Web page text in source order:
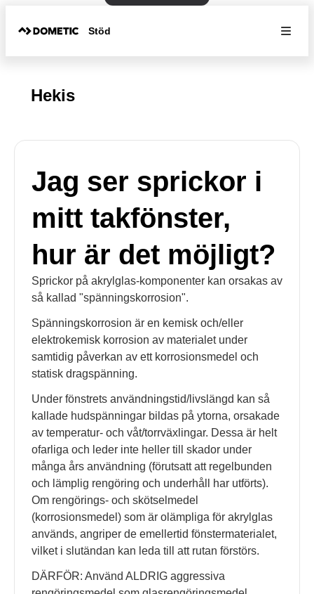
Stöd
Hekis
Jag ser sprickor i
mitt takfönster,
hur är det möjligt?
Sprickor på akrylglas-komponenter kan orsakas av
så kallad "spänningskorrosion".
Spänningskorrosion är en kemisk och/eller
elektrokemisk korrosion av materialet under
samtidig påverkan av ett korrosionsmedel och
statisk dragspänning.
Under fönstrets användningstid/livslängd kan så
kallade hudspänningar bildas på ytorna, orsakade
av temperatur- och våt/torrväxlingar. Dessa är helt
ofarliga och leder inte heller till skador under
många års användning (förutsatt att regelbunden
och lämplig rengöring och underhåll har utförts).
Om rengörings- och skötselmedel
(korrosionsmedel) som är olämpliga för akrylglas
används, angriper de emellertid fönstermaterialet,
vilket i slutändan kan leda till att rutan förstörs.
DÄRFÖR: Använd ALDRIG aggressiva